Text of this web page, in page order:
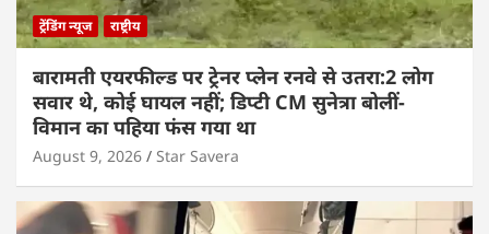
ट्रेंडिंग न्यूज राष्ट्रीय
बारामती एयरफील्ड पर ट्रेनर प्लेन रनवे से उतरा:2 लोग
सवार थे, कोई घायल नहीं; डिप्टी CM सुनेत्रा बोलीं-
विमान का पहिया फंस गया था
August 9, 2026 Star Savera